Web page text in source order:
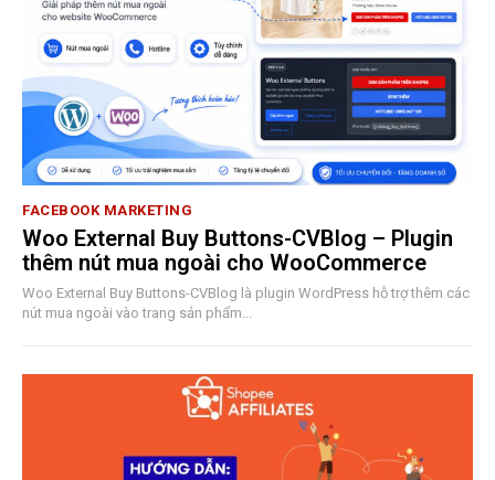
FACEBOOK MARKETING
Woo External Buy Buttons-CVBlog – Plugin
thêm nút mua ngoài cho WooCommerce
Woo External Buy Buttons-CVBlog là plugin WordPress hỗ trợ thêm các
nút mua ngoài vào trang sản phẩm...